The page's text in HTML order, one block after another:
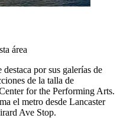
área
por sus galerías de
de la talla de
for the Performing Arts.
el metro desde Lancaster
Ave Stop.